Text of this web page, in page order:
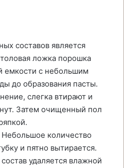
составов является
ложка порошка
емкости с небольшим
до образования пасты.
слегка втирают и
Затем очищенный пол
количество
и пятно вытирается.
удаляется влажной